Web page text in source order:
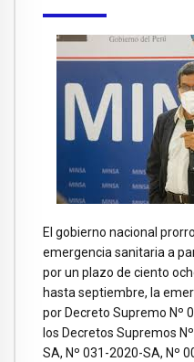
El gobierno nacional
emergencia sanitaria a
por un plazo de ciento
hasta septiembre, la
por Decreto Supremo Nº
los Decretos Supremos
SA, Nº 031-2020-SA, Nº